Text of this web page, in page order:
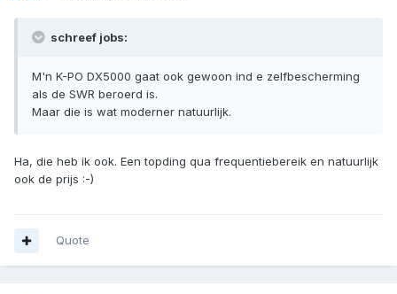
schreef jobs:
M'n K-PO DX5000 gaat ook gewoon ind e zelfbescherming
als de SWR beroerd is.
Maar die is wat moderner natuurlijk.
Ha, die heb ik ook. Een topding qua frequentiebereik en natuurlijk
ook de prijs :-)
Quote